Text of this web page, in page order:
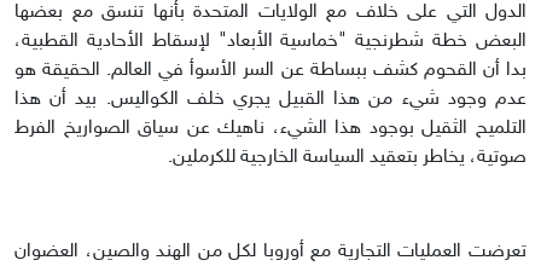
الدول التي على خلاف مع الولايات المتحدة بأنها تنسق مع بعضها
البعض خطة شطرنجية "خماسية الأبعاد" لإسقاط الأحادية القطبية،
بدا أن القحوم كشف ببساطة عن السر الأسوأ في العالم. الحقيقة هو
عدم وجود شيء من هذا القبيل يجري خلف الكواليس. بيد أن هذا
التلميح الثقيل بوجود هذا الشيء، ناهيك عن سياق الصواريخ الفرط
صوتية، يخاطر بتعقيد السياسة الخارجية للكرملين.
تعرضت العمليات التجارية مع أوروبا لكل من الهند والصين، العضوان